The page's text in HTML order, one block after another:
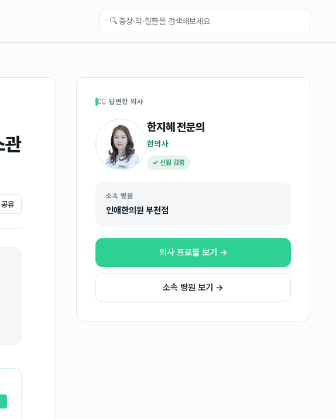
🔍
관
유
👩‍⚕️ 답변한 의사
한지혜전문의
한의사
✓ 신원 검증
소속 병원
인애한의원 부천점
의사 프로필 보기 →
소속 병원 보기 →